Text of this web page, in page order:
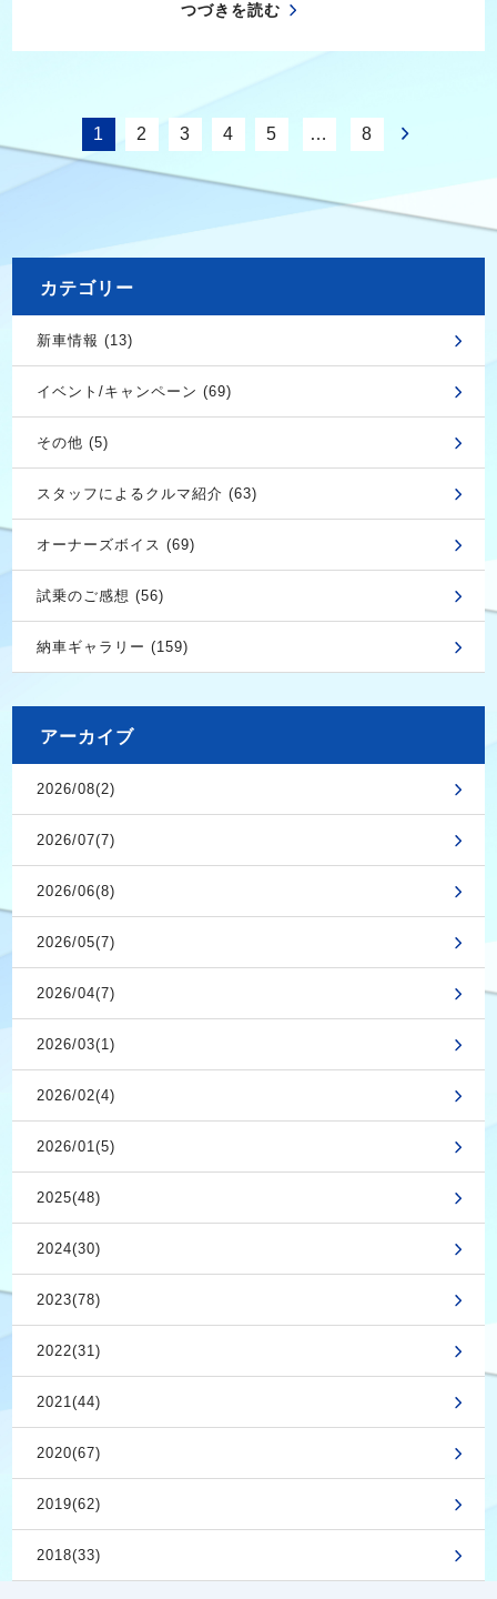
つづきを読む
1 2 3 4 5 … 8
カテゴリー
新車情報 (13)
イベント/キャンペーン (69)
その他 (5)
スタッフによるクルマ紹介 (63)
オーナーズボイス (69)
試乗のご感想 (56)
納車ギャラリー (159)
アーカイブ
2026/08(2)
2026/07(7)
2026/06(8)
2026/05(7)
2026/04(7)
2026/03(1)
2026/02(4)
2026/01(5)
2025(48)
2024(30)
2023(78)
2022(31)
2021(44)
2020(67)
2019(62)
2018(33)